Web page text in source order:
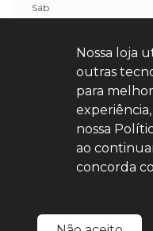
Sáb
Explore
Nossa loja
outras
para
nossa
ao
concorda